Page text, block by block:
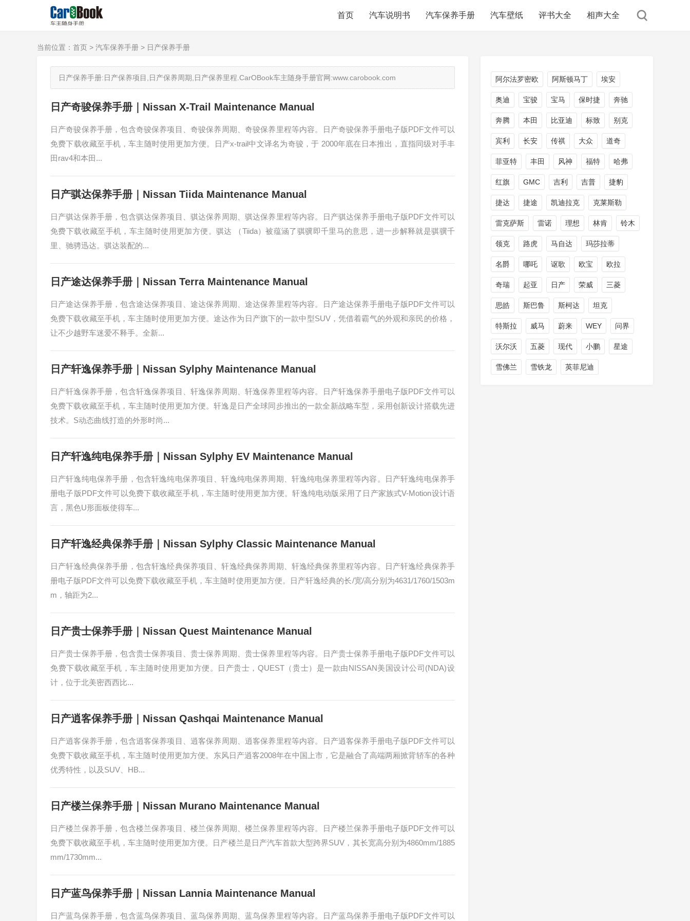
首页 汽车说明书 汽车保养手册 汽车壁纸 评书大全 相声大全
当前位置： 首页 > 汽车保养手册 > 日产保养手册
日产保养手册:日产保养项目,日产保养周期,日产保养里程.CarOBook车主随身手册官网:www.carobook.com
日产奇骏保养手册｜Nissan X-Trail Maintenance Manual
日产奇骏保养手册，包含奇骏保养项目、奇骏保养周期、奇骏保养里程等内容。日产奇骏保养手册电子版PDF文件可以
免费下载收藏至手机，车主随时使用更加方便。日产x-trail中文译名为奇骏，于 2000年底在日本推出，直指同级对手丰
田rav4和本田...
日产骐达保养手册｜Nissan Tiida Maintenance Manual
日产骐达保养手册，包含骐达保养项目、骐达保养周期、骐达保养里程等内容。日产骐达保养手册电子版PDF文件可以
免费下载收藏至手机，车主随时使用更加方便。骐达 （Tiida）被蕴涵了骐骥即千里马的意思，进一步解释就是骐骥千
里、驰骋迅达。骐达装配的...
日产途达保养手册｜Nissan Terra Maintenance Manual
日产途达保养手册，包含途达保养项目、途达保养周期、途达保养里程等内容。日产途达保养手册电子版PDF文件可以
免费下载收藏至手机，车主随时使用更加方便。途达作为日产旗下的一款中型SUV，凭借着霸气的外观和亲民的价格，
让不少越野车迷爱不释手。全新...
日产轩逸保养手册｜Nissan Sylphy Maintenance Manual
日产轩逸保养手册，包含轩逸保养项目、轩逸保养周期、轩逸保养里程等内容。日产轩逸保养手册电子版PDF文件可以
免费下载收藏至手机，车主随时使用更加方便。轩逸是日产全球同步推出的一款全新战略车型，采用创新设计搭载先进
技术。S动态曲线打造的外形时尚...
日产轩逸纯电保养手册｜Nissan Sylphy EV Maintenance Manual
日产轩逸纯电保养手册，包含轩逸纯电保养项目、轩逸纯电保养周期、轩逸纯电保养里程等内容。日产轩逸纯电保养手
册电子版PDF文件可以免费下载收藏至手机，车主随时使用更加方便。轩逸纯电动版采用了日产家族式V-Motion设计语
言，黑色U形面板使得车...
日产轩逸经典保养手册｜Nissan Sylphy Classic Maintenance Manual
日产轩逸经典保养手册，包含轩逸经典保养项目、轩逸经典保养周期、轩逸经典保养里程等内容。日产轩逸经典保养手
册电子版PDF文件可以免费下载收藏至手机，车主随时使用更加方便。日产轩逸经典的长/宽/高分别为4631/1760/1503m
m，轴距为2...
日产贵士保养手册｜Nissan Quest Maintenance Manual
日产贵士保养手册，包含贵士保养项目、贵士保养周期、贵士保养里程等内容。日产贵士保养手册电子版PDF文件可以
免费下载收藏至手机，车主随时使用更加方便。日产贵士，QUEST（贵士）是一款由NISSAN美国设计公司(NDA)设
计，位于北美密西西比...
日产逍客保养手册｜Nissan Qashqai Maintenance Manual
日产逍客保养手册，包含逍客保养项目、逍客保养周期、逍客保养里程等内容。日产逍客保养手册电子版PDF文件可以
免费下载收藏至手机，车主随时使用更加方便。东风日产逍客2008年在中国上市，它是融合了高端两厢掀背轿车的各种
优秀特性，以及SUV、HB...
日产楼兰保养手册｜Nissan Murano Maintenance Manual
日产楼兰保养手册，包含楼兰保养项目、楼兰保养周期、楼兰保养里程等内容。日产楼兰保养手册电子版PDF文件可以
免费下载收藏至手机，车主随时使用更加方便。日产楼兰是日产汽车首款大型跨界SUV，其长宽高分别为4860mm/1885
mm/1730mm...
日产蓝鸟保养手册｜Nissan Lannia Maintenance Manual
日产蓝鸟保养手册，包含蓝鸟保养项目、蓝鸟保养周期、蓝鸟保养里程等内容。日产蓝鸟保养手册电子版PDF文件可以
阿尔法罗密欧 阿斯顿马丁 埃安
奥迪 宝骏 宝马 保时捷 奔驰
奔腾 本田 比亚迪 标致 别克
宾利 长安 传祺 大众 道奇
菲亚特 丰田 风神 福特 哈弗
红旗 GMC 吉利 吉普 捷豹
捷达 捷途 凯迪拉克 克莱斯勒
雷克萨斯 雷诺 理想 林肯 铃木
领克 路虎 马自达 玛莎拉蒂
名爵 哪吒 讴歌 欧宝 欧拉
奇瑞 起亚 日产 荣威 三菱
思皓 斯巴鲁 斯柯达 坦克
特斯拉 威马 蔚来 WEY 问界
沃尔沃 五菱 现代 小鹏 星途
雪佛兰 雪铁龙 英菲尼迪